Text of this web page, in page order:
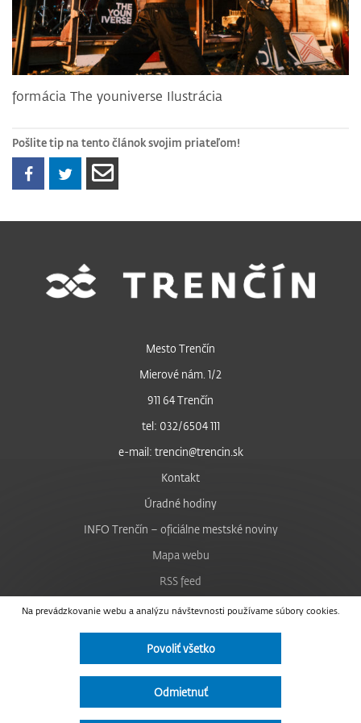
formácia The youniverse Ilustrácia
Pošlite tip na tento článok svojim priateľom!
Na prevádzkovanie webu a analýzu návštevnosti používame súbory cookies.
Povoliť všetko
Odmietnuť
Mesto Trenčín
Mierové nám. 1/2
911 64 Trenčín
tel: 032/6504 111
e-mail: trencin@trencin.sk
Kontakt
Úradné hodiny
INFO Trenčín – oficiálne mestské noviny
Mapa webu
RSS feed
Nastavenie cookies
Facebook
Instagram
Vyhlásenie o prístupnosti